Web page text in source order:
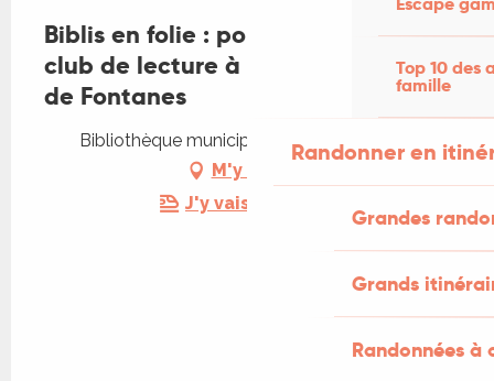
Top 10 des
famille
Randonner en
Grandes
Grands
Randonnées
Biblis en folie : portes ouvertes du
club de lecture à la Bibliothèque
de Fontanes
Bibliothèque municipale, 46230 Fontanes
M'y rendre
J'y vais en train !